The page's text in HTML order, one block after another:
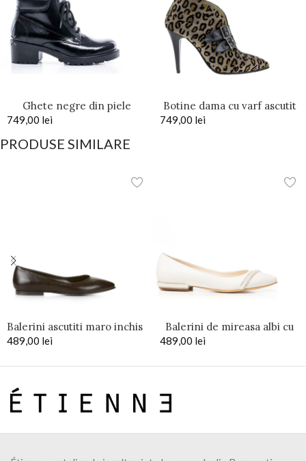
Ghete negre din piele
naturala lacuita
749,00 lei
Botine dama cu varf ascutit
Exotique Animal Print
749,00 lei
PRODUSE SIMILARE
Balerini ascutiti maro inchis
489,00 lei
Balerini de mireasa albi cu
perle si pietre Classy
489,00 lei